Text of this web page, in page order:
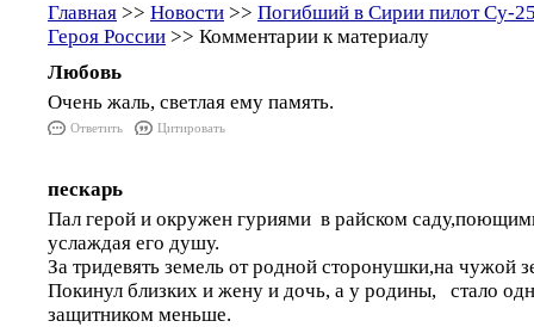
Главная >> Новости >> Погибший в Сирии пилот Су-
Героя России >> Комментарии к материалу
Любовь
Очень жаль, светлая ему память.
Ответить Цитировать
пескарь
Пал герой и окружен гуриями в райском
услаждая его душу.
За тридевять земель от родной сторонушки,на чужой
Покинул близких и жену и дочь, а у родины, стало
защитником меньше.